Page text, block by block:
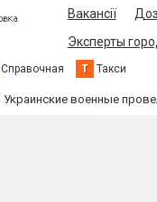
Вакансії
Эксперты
Справочная Т Такси
Украинские военные